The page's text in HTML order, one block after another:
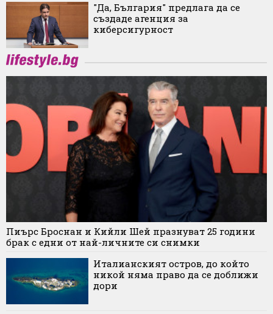
"Да, България" предлага да се
създаде агенция за
киберсигурност
Пиърс Броснан и Кийли Шей празнуват 25 години
брак с едни от най-личните си снимки
Италианският остров, до който
никой няма право да се доближи
дори